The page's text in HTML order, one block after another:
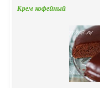
Крем кофейный